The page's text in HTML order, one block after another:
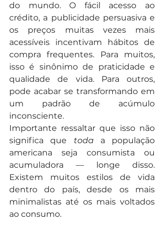
do mundo. O fácil acesso ao
crédito, a publicidade persuasiva e
os preços muitas vezes mais
acessíveis incentivam hábitos de
compra frequentes. Para muitos,
isso é sinônimo de praticidade e
qualidade de vida. Para outros,
pode acabar se transformando em
um padrão de acúmulo
inconsciente.
Importante ressaltar que isso não
significa que toda a população
americana seja consumista ou
acumuladora — longe disso.
Existem muitos estilos de vida
dentro do país, desde os mais
minimalistas até os mais voltados
ao consumo.